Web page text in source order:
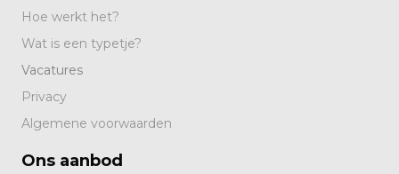
Hoe werkt het?
Wat is een typetje?
Vacatures
Privacy
Algemene voorwaarden
Ons aanbod